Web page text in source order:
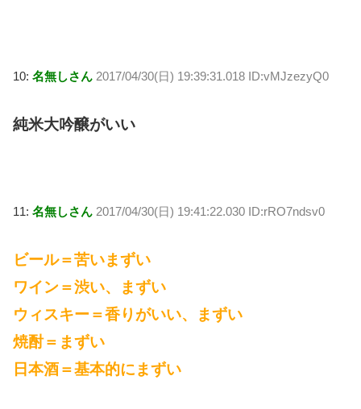
10: 名無しさん 2017/04/30(日) 19:39:31.018 ID:vMJzezyQ0
純米大吟醸がいい
11: 名無しさん 2017/04/30(日) 19:41:22.030 ID:rRO7ndsv0
ビール＝苦いまずい
ワイン＝渋い、まずい
ウィスキー＝香りがいい、まずい
焼酎＝まずい
日本酒＝基本的にまずい